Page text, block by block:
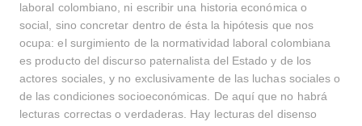
laboral colombiano, ni escribir una historia económica o
social, sino concretar dentro de ésta la hipótesis que nos
ocupa: el surgimiento de la normatividad laboral colombiana
es producto del discurso paternalista del Estado y de los
actores sociales, y no exclusivamente de las luchas sociales o
de las condiciones socioeconómicas. De aquí que no habrá
lecturas correctas o verdaderas. Hay lecturas del disenso